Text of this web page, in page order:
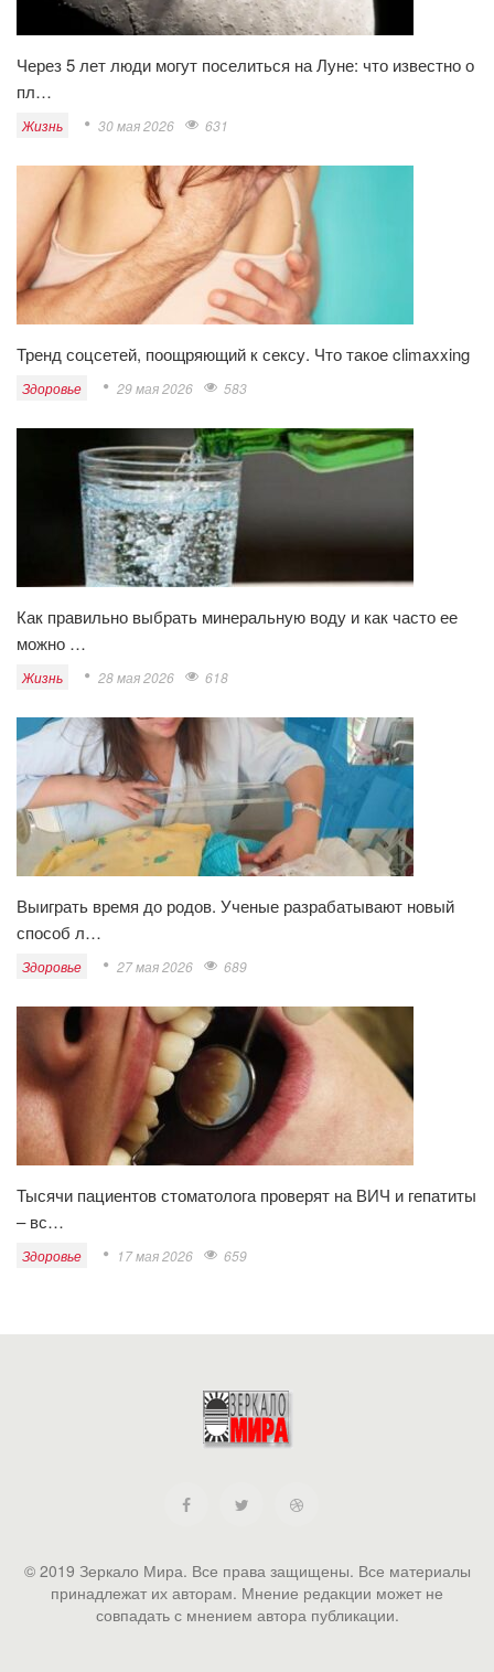
Через 5 лет люди могут поселиться на Луне: что известно о
пл…
Жизнь 30 мая 2026 631
Тренд соцсетей, поощряющий к сексу. Что такое climaxxing
Здоровье 29 мая 2026 583
Как правильно выбрать минеральную воду и как часто ее
можно …
Жизнь 28 мая 2026 618
Выиграть время до родов. Ученые разрабатывают новый
способ л…
Здоровье 27 мая 2026 689
Тысячи пациентов стоматолога проверят на ВИЧ и гепатиты
– вс…
Здоровье 17 мая 2026 659
© 2019 Зеркало Мира. Все права защищены. Все материалы
принадлежат их авторам. Мнение редакции может не
совпадать с мнением автора публикации.